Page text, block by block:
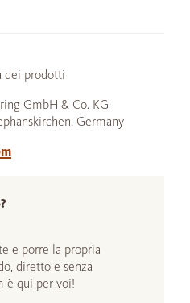
dei prodotti
GmbH & Co. KG
Germany
e porre la propria
diretto e senza
è qui per voi!